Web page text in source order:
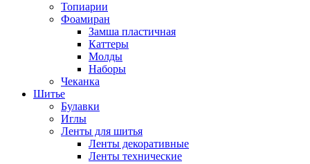
Топиарии
Фоамиран
Замша пластичная
Каттеры
Молды
Наборы
Чеканка
Шитье
Булавки
Иглы
Ленты для шитья
Ленты декоративные
Ленты технические